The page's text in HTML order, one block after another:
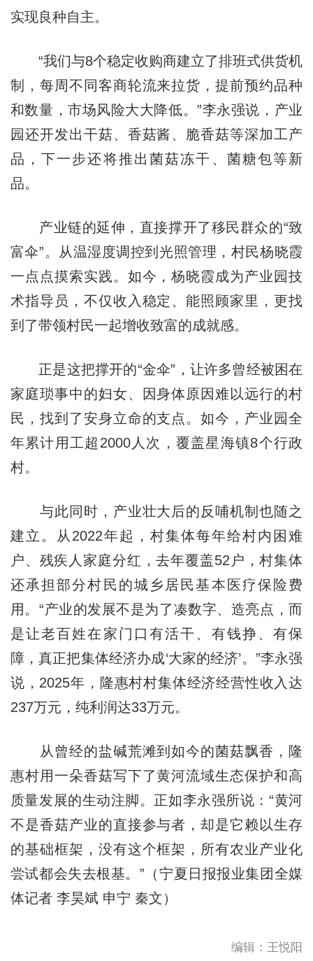
实现良种自主。
“我们与8个稳定收购商建立了排班式供货机
制，每周不同客商轮流来拉货，提前预约品种
和数量，市场风险大大降低。”李永强说，产业
园还开发出干菇、香菇酱、脆香菇等深加工产
品，下一步还将推出菌菇冻干、菌糖包等新
品。
产业链的延伸，直接撑开了移民群众的“致
富伞”。从温湿度调控到光照管理，村民杨晓霞
一点点摸索实践。如今，杨晓霞成为产业园技
术指导员，不仅收入稳定、能照顾家里，更找
到了带领村民一起增收致富的成就感。
正是这把撑开的“金伞”，让许多曾经被困在
家庭琐事中的妇女、因身体原因难以远行的村
民，找到了安身立命的支点。如今，产业园全
年累计用工超2000人次，覆盖星海镇8个行政
村。
与此同时，产业壮大后的反哺机制也随之
建立。从2022年起，村集体每年给村内困难
户、残疾人家庭分红，去年覆盖52户，村集体
还承担部分村民的城乡居民基本医疗保险费
用。“产业的发展不是为了凑数字、造亮点，而
是让老百姓在家门口有活干、有钱挣、有保
障，真正把集体经济办成‘大家的经济’。”李永强
说，2025年，隆惠村村集体经济经营性收入达
237万元，纯利润达33万元。
从曾经的盐碱荒滩到如今的菌菇飘香，隆
惠村用一朵香菇写下了黄河流域生态保护和高
质量发展的生动注脚。正如李永强所说：“黄河
不是香菇产业的直接参与者，却是它赖以生存
的基础框架，没有这个框架，所有农业产业化
尝试都会失去根基。”（宁夏日报报业集团全媒
体记者 李昊斌 申宁 秦文）
编辑：王悦阳